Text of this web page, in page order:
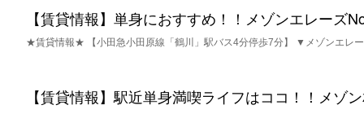
【賃貸情報】単身におすすめ！！メゾンエレーズ
★賃貸情報★ 【小田急小田原線「鶴川」駅バス4分停歩7分】 ▼メゾンエレ
【賃貸情報】駅近単身満喫ライフはココ！！メ